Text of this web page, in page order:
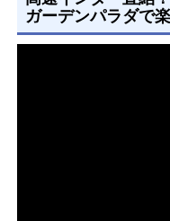
ガーデンパラダで